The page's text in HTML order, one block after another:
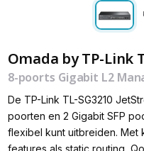
Omada by TP-Link
8-poorts Gigabit L2
De TP-Link TL-SG3210
poorten en 2 Gigabit SFP
flexibel kunt uitbreiden. Met